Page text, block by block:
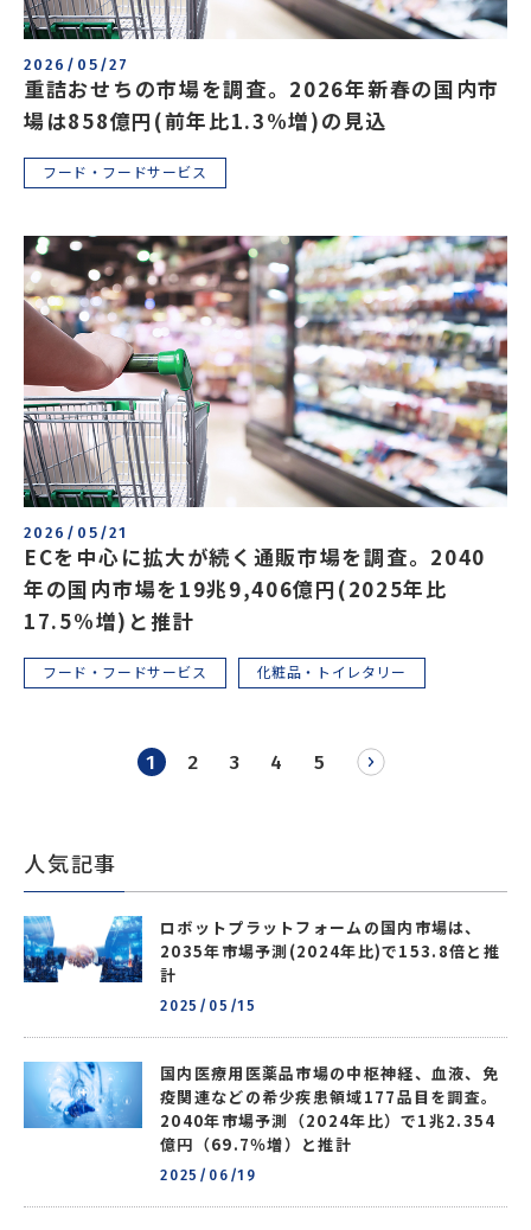
2026/05/27
重詰おせちの市場を調査。2026年新春の国内市
場は858億円(前年比1.3%増)の見込
フード・フードサービス
2026/05/21
ECを中心に拡大が続く通販市場を調査。2040
年の国内市場を19兆9,406億円(2025年比
17.5%増)と推計
フード・フードサービス 化粧品・トイレタリー
1 2 3 4 5
人気記事
ロボットプラットフォームの国内市場は、
2035年市場予測(2024年比)で153.8倍と推
計
2025/05/15
国内医療用医薬品市場の中枢神経、血液、免
疫関連などの希少疾患領域177品目を調査。
2040年市場予測（2024年比）で1兆2.354
億円（69.7％増）と推計
2025/06/19